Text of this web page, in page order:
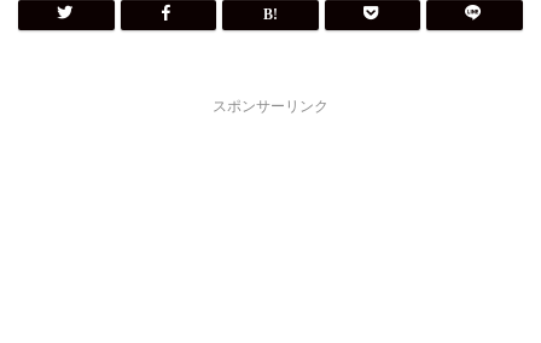
スポンサーリンク